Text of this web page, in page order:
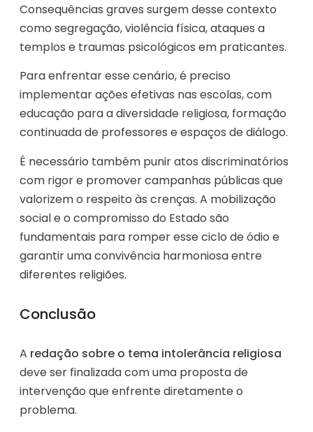
Consequências graves surgem desse contexto
como segregação, violência física, ataques a
templos e traumas psicológicos em praticantes.
Para enfrentar esse cenário, é preciso
implementar ações efetivas nas escolas, com
educação para a diversidade religiosa, formação
continuada de professores e espaços de diálogo.
É necessário também punir atos discriminatórios
com rigor e promover campanhas públicas que
valorizem o respeito às crenças. A mobilização
social e o compromisso do Estado são
fundamentais para romper esse ciclo de ódio e
garantir uma convivência harmoniosa entre
diferentes religiões.
Conclusão
A redação sobre o tema intolerância religiosa
deve ser finalizada com uma proposta de
intervenção que enfrente diretamente o
problema.